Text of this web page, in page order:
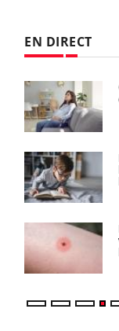
EN DIRECT